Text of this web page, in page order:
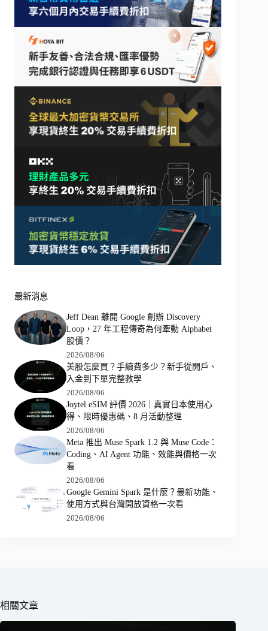
最新消息
Jeff Dean 離開 Google 創辦 Discovery
Loop，27 年工程傳奇為何牽動 Alphabet
股價？
2026/08/06
美股怎麼買？手續費多少？新手從開戶、
入金到下單完整教學
2026/08/06
Joytel eSIM 評價 2026｜真實日本使用心
得、限時優惠碼、8 月活動整理
2026/08/06
Meta 推出 Muse Spark 1.2 與 Muse Code：
Coding、AI Agent 功能、效能與價格一次
看
2026/08/06
Google Gemini Spark 是什麼？最新功能、
使用方式與台灣開放資格一次看
2026/08/06
相關文章